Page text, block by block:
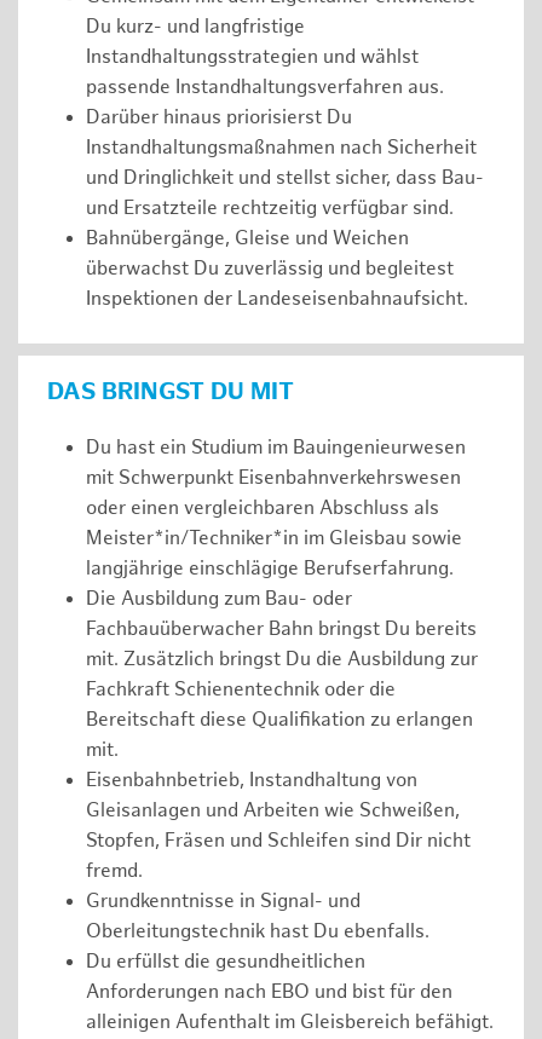
Du kurz- und langfristige
Instandhaltungsstrategien und wählst
passende Instandhaltungsverfahren aus.
Darüber hinaus priorisierst Du
Instandhaltungsmaßnahmen nach Sicherheit
und Dringlichkeit und stellst sicher, dass Bau-
und Ersatzteile rechtzeitig verfügbar sind.
Bahnübergänge, Gleise und Weichen
überwachst Du zuverlässig und begleitest
Inspektionen der Landeseisenbahnaufsicht.
DAS BRINGST DU MIT
Du hast ein Studium im Bauingenieurwesen
mit Schwerpunkt Eisenbahnverkehrswesen
oder einen vergleichbaren Abschluss als
Meister*in/Techniker*in im Gleisbau sowie
langjährige einschlägige Berufserfahrung.
Die Ausbildung zum Bau- oder
Fachbauüberwacher Bahn bringst Du bereits
mit. Zusätzlich bringst Du die Ausbildung zur
Fachkraft Schienentechnik oder die
Bereitschaft diese Qualifikation zu erlangen
mit.
Eisenbahnbetrieb, Instandhaltung von
Gleisanlagen und Arbeiten wie Schweißen,
Stopfen, Fräsen und Schleifen sind Dir nicht
fremd.
Grundkenntnisse in Signal- und
Oberleitungstechnik hast Du ebenfalls.
Du erfüllst die gesundheitlichen
Anforderungen nach EBO und bist für den
alleinigen Aufenthalt im Gleisbereich befähigt.